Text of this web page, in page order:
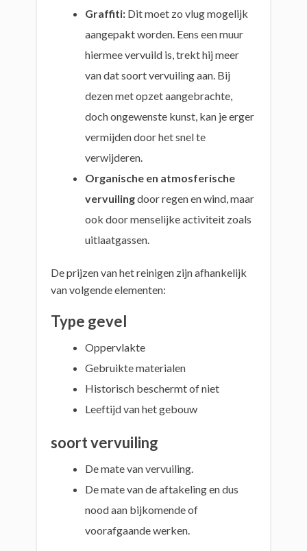
Graffiti: Dit moet zo vlug mogelijk
aangepakt worden. Eens een muur
hiermee vervuild is, trekt hij meer
van dat soort vervuiling aan. Bij
dezen met opzet aangebrachte,
doch ongewenste kunst, kan je erger
vermijden door het snel te
verwijderen.
Organische en atmosferische
vervuilingdoor regen en wind, maar
ook door menselijke activiteit zoals
uitlaatgassen.
De prijzen van het reinigen zijn afhankelijk
van volgende elementen:
Type gevel
Oppervlakte
Gebruikte materialen
Historisch beschermt of niet
Leeftijd van het gebouw
soort vervuiling
De mate van vervuiling.
De mate van de aftakeling en dus
nood aan bijkomende of
voorafgaande werken.